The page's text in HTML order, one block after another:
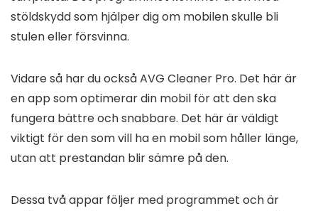
stöldskydd som hjälper dig om mobilen skulle bli
stulen eller försvinna.
Vidare så har du också AVG Cleaner Pro. Det här är
en app som optimerar din mobil för att den ska
fungera bättre och snabbare. Det här är väldigt
viktigt för den som vill ha en mobil som håller länge,
utan att prestandan blir sämre på den.
Dessa två appar följer med programmet och är